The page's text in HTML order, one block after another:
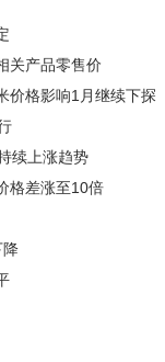
关产品零售价
价格影响1月继续下探
续上涨趋势
格差涨至10倍
降